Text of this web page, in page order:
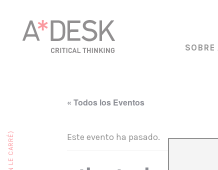
« Todos los Eventos
Este evento ha pasado.